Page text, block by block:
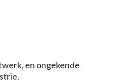
en ongekende